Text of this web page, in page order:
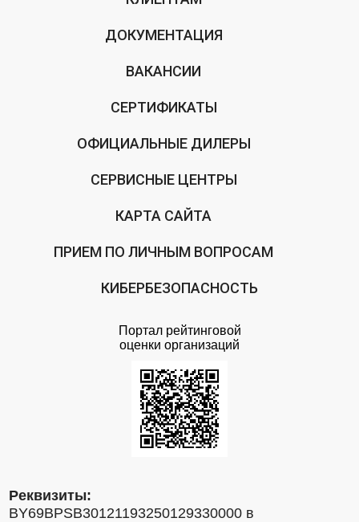
ДОКУМЕНТАЦИЯ
ВАКАНСИИ
СЕРТИФИКАТЫ
ОФИЦИАЛЬНЫЕ ДИЛЕРЫ
СЕРВИСНЫЕ ЦЕНТРЫ
КАРТА САЙТА
ПРИЕМ ПО ЛИЧНЫМ ВОПРОСАМ
КИБЕРБЕЗОПАСНОСТЬ
Портал рейтинговой
оценки организаций
Реквизиты:
BY69BPSB30121193250129330000 в